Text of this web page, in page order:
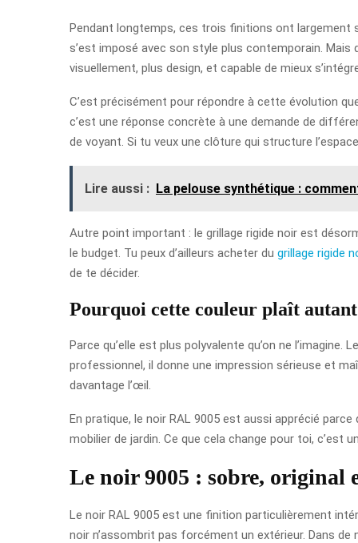
Pendant longtemps, ces trois finitions ont largement
s’est imposé avec son style plus contemporain.
visuellement, plus design, et capable de mieux
C’est précisément pour répondre à cette évolution
c’est une réponse concrète à une demande de
de voyant. Si tu veux une clôture qui structure
Lire aussi : La pelouse synthétique :
Autre point important : le grillage rigide noir est
le budget. Tu peux d’ailleurs acheter du grillage rigide
de te décider.
Pourquoi cette couleur plaît
Parce qu’elle est plus polyvalente qu’on ne
professionnel, il donne une impression sérieuse et
davantage l’œil.
En pratique, le noir RAL 9005 est aussi apprécié
mobilier de jardin. Ce que cela change pour toi, c’est
Le noir 9005 : sobre, original
Le noir RAL 9005 est une finition particulièrement
noir n’assombrit pas forcément un extérieur. Dans